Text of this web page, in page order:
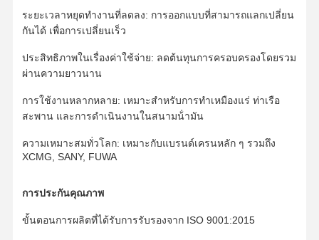
ติดตามโซ่
แปดรองเท้า
ติดตามสลักเกลียว
เครื่องขุด
ระยะเวลาหยุดทํางานที่ลดลง: การออกแบบที่สามารถแลกเปลี่ยน
กันได้ เพื่อการเปลี่ยนเร็ว
ประสิทธิภาพในเรื่องค่าใช้จ่าย: ลดต้นทุนการครอบครองโดยรวม
ผ่านความยาวนาน
การใช้งานหลากหลาย: เหมาะสําหรับการทําเหมืองแร่ ท่าเรือ
สะพาน และการดําเนินงานในสนามน้ํามัน
ความเหมาะสมทั่วโลก: เหมาะกับแบรนด์เครนหลัก ๆ รวมถึง
XCMG, SANY, FUWA
การประกันคุณภาพ
ขั้นตอนการผลิตที่ได้รับการรับรองจาก ISO 9001:2015